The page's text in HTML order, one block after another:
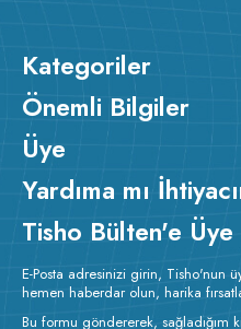
Kategoriler
Önemli Bilgiler
Üye
Yardıma mı
Tisho Bülten'e
E-Posta adresinizi girin, Tisho'nun
hemen haberdar olun, harika
Bu formu göndererek, sağladığım